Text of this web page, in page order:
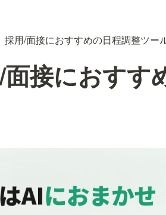
採用/面接におすすめの日程調整ツー
面接におすす